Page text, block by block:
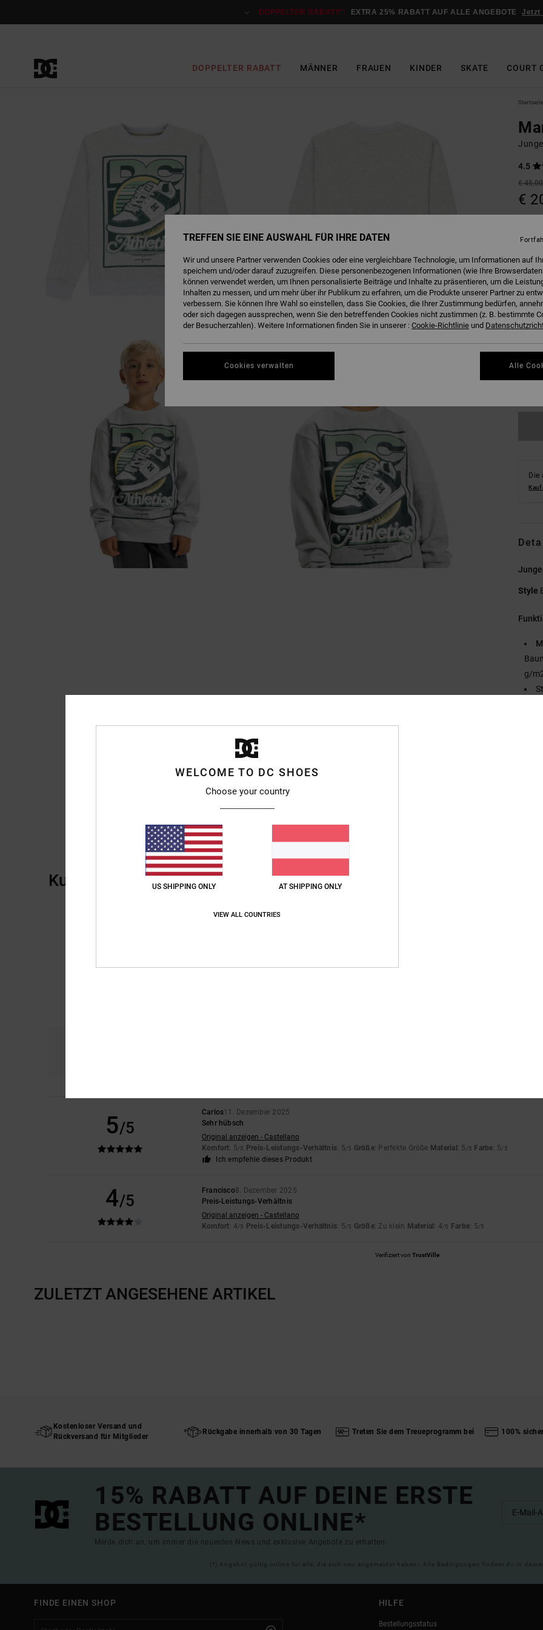
DOPPELTER RABATT*: EXTRA 25% RABATT AUF ALLE ANGEBOTE Jetzt
DOPPELTER RABATT MÄNNER FRAUEN KINDER SKATE COURT
Startseite
4.5
€ 45,00
€
Farbe
Die
Style
g/
Kundenbewertungen
5/5
Carlos11. Dezember 2025
Sehr hübsch
Original anzeigen - Castellano
Komfort: 5/5 Preis-Leistungs-Verhältnis: 5/5 Größe: Perfekte Größe Material : 5 /5 Farbe: 5/5
Ich empfehle dieses Produkt
4/5
Francisco8. Dezember 2025
Preis-Leistungs-Verhältnis
Original anzeigen - Castellano
Komfort: 4/5 Preis-Leistungs-Verhältnis: 5/5 Größe: Zu klein Material : 4/5 Farbe: 5/5
Verifiziert von TrustVille
ZULETZT ANGESEHENE ARTIKEL
Kostenloser Versand und
Rückversand für Mitglieder
Rückgabe innerhalb von 30 Tagen Treten Sie dem Treueprogramm bei 100%
15% RABATT AUF DEINE ERSTE
BESTELLUNG ONLINE*
Melde dich an, um immer die neuesten News und exklusive Angebote zu erhalten.
(*) Angebot gültig online für alle, die sich neu angemeldet haben - Alle Bedingungen findest du in
FINDE EINEN SHOP HILFE
Bestellungsstatus
WELCOME TO DC SHOES
Choose your country
US SHIPPING ONLY AT SHIPPING ONLY
VIEW ALL COUNTRIES
TREFFEN SIE EINE AUSWAHL FÜR IHRE DATEN
Wir und unsere Partner verwenden Cookies oder eine vergleichbare Technologie, um Informationen auf
speichern und/oder darauf zuzugreifen. Diese personenbezogenen Informationen (wie Ihre
können verwendet werden, um Ihnen personalisierte Beiträge und Inhalte zu präsentieren, um die
Inhalten zu messen, und um mehr über ihr Publikum zu erfahren, um die Produkte unserer Partner zu
verbessern. Sie können Ihre Wahl so einstellen, dass Sie Cookies, die Ihrer Zustimmung bedürfen,
oder sich dagegen aussprechen, wenn Sie den betreffenden Cookies nicht zustimmen (z. B. bestimmte
der Besucherzahlen). Weitere Informationen finden Sie in unserer : Cookie-Richtlinie und
Cookies verwalten Alle